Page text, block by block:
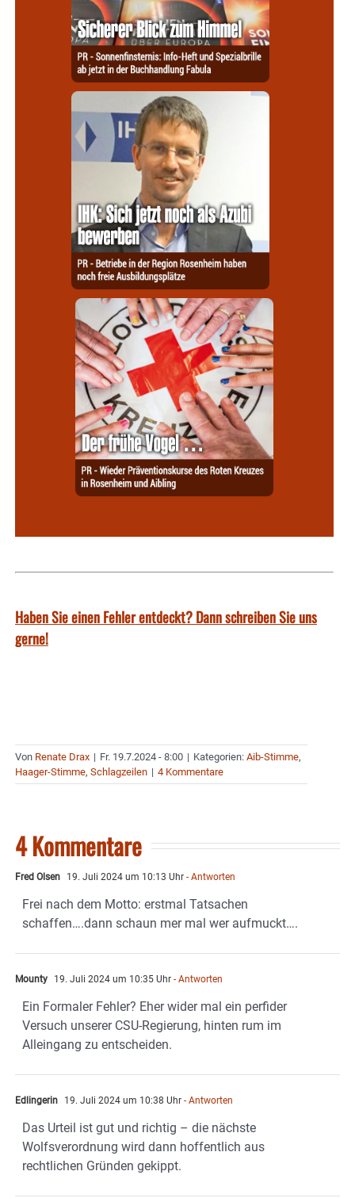
Haben Sie einen Fehler entdeckt? Dann schreiben Sie uns
gerne!
Von Renate Drax | Fr. 19.7.2024 - 8:00 | Kategorien: Aib-Stimme,
Haager-Stimme, Schlagzeilen | 4 Kommentare
4 Kommentare
Fred Olsen 19. Juli 2024 um 10:13 Uhr - Antworten
Frei nach dem Motto: erstmal Tatsachen
schaffen….dann schaun mer mal wer aufmuckt….
Mounty 19. Juli 2024 um 10:35 Uhr - Antworten
Ein Formaler Fehler? Eher wider mal ein perfider
Versuch unserer CSU-Regierung, hinten rum im
Alleingang zu entscheiden.
Edlingerin 19. Juli 2024 um 10:38 Uhr - Antworten
Das Urteil ist gut und richtig – die nächste
Wolfsverordnung wird dann hoffentlich aus
rechtlichen Gründen gekippt.